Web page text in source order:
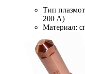
Тип
200 А)
Материал: